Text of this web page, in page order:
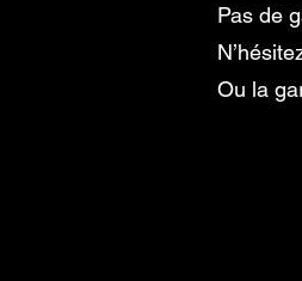
Pas de
Ou la